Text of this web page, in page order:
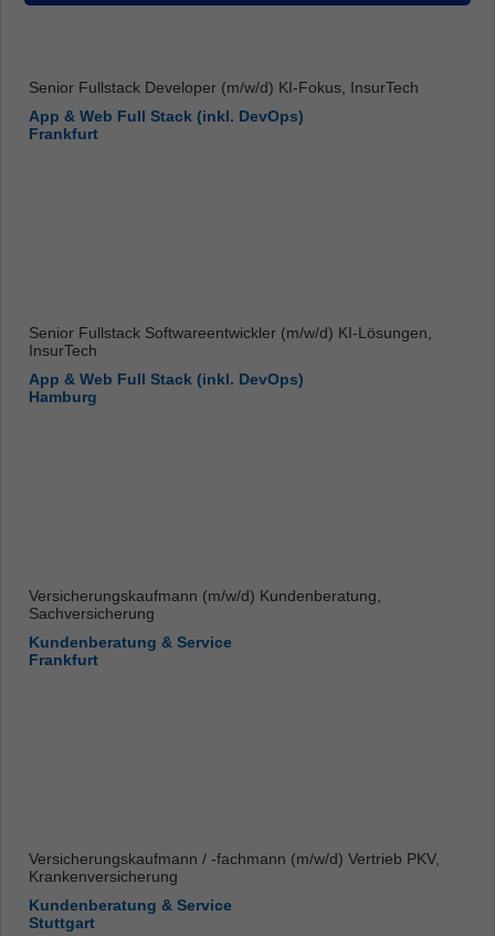
Senior Fullstack Developer (m/w/d) KI-Fokus, InsurTech
App & Web Full Stack (inkl. DevOps)
Frankfurt
Senior Fullstack Softwareentwickler (m/w/d) KI-Lösungen,
InsurTech
App & Web Full Stack (inkl. DevOps)
Hamburg
Versicherungskaufmann (m/w/d) Kundenberatung,
Sachversicherung
Kundenberatung & Service
Frankfurt
Versicherungskaufmann / -fachmann (m/w/d) Vertrieb PKV,
Krankenversicherung
Kundenberatung & Service
Stuttgart